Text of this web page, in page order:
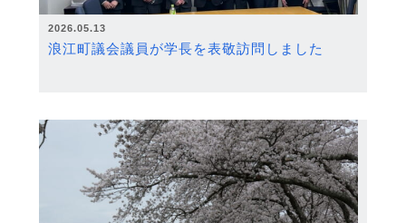
2026.05.13
浪江町議会議員が学長を表敬訪問しました